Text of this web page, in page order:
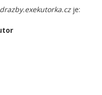
drazby.exekutorka.czje: